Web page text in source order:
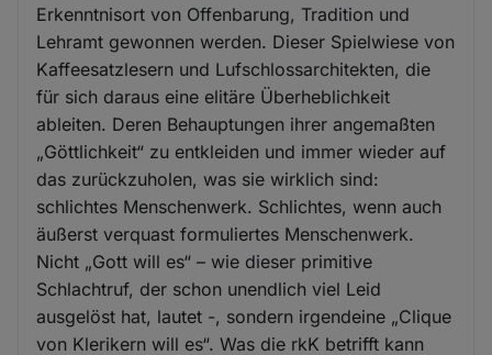
Erkenntnisort von Offenbarung, Tradition und
Lehramt gewonnen werden. Dieser Spielwiese von
Kaffeesatzlesern und Lufschlossarchitekten, die
für sich daraus eine elitäre Überheblichkeit
ableiten. Deren Behauptungen ihrer angemaßten
„Göttlichkeit“ zu entkleiden und immer wieder auf
das zurückzuholen, was sie wirklich sind:
schlichtes Menschenwerk. Schlichtes, wenn auch
äußerst verquast formuliertes Menschenwerk.
Nicht „Gott will es“ – wie dieser primitive
Schlachtruf, der schon unendlich viel Leid
ausgelöst hat, lautet -, sondern irgendeine „Clique
von Klerikern will es“. Was die rkK betrifft kann